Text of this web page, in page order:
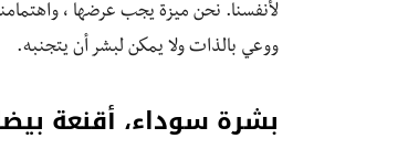
لأنفسنا. نحن ميزة يجب عرضها ،
ووعي بالذات ولا يمكن لبشر أن يتجنبه.
بشرة سوداء، أقنعة